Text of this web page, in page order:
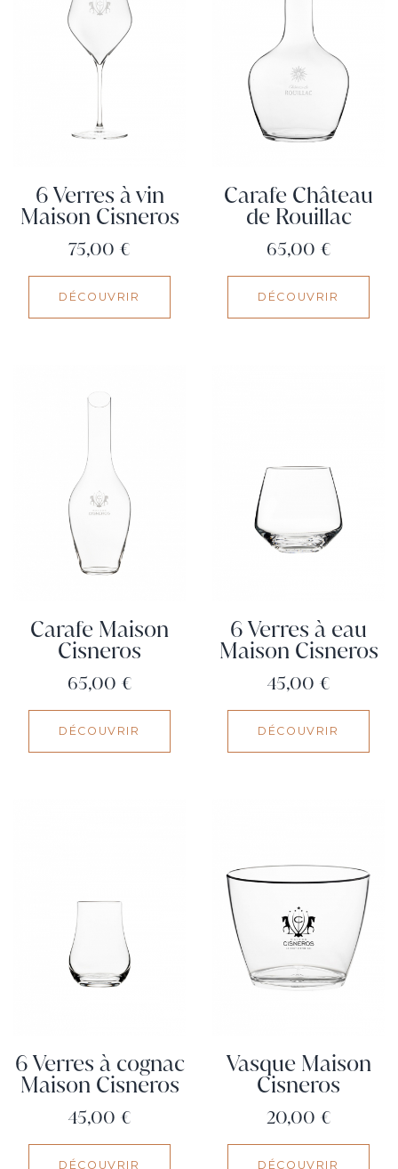
6 Verres à vin
Maison Cisneros
Prix
75,00 €
DÉCOUVRIR
Carafe Château
de Rouillac
Prix
65,00 €
DÉCOUVRIR
Carafe Maison
Cisneros
Prix
65,00 €
DÉCOUVRIR
6 Verres à eau
Maison Cisneros
Prix
45,00 €
DÉCOUVRIR
6 Verres à cognac
Maison Cisneros
Prix
45,00 €
DÉCOUVRIR
Vasque Maison
Cisneros
Prix
20,00 €
DÉCOUVRIR